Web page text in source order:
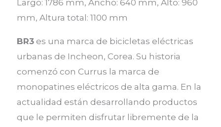
Largo: 1786 mm, Ancho: 640 mm, Alto: 960
mm, Altura total: 1100 mm
BR3 es una marca de bicicletas eléctricas
urbanas de Incheon, Corea. Su historia
comenzó con Currus la marca de
monopatines eléctricos de alta gama. En la
actualidad están desarrollando productos
que le permiten disfrutar libremente de la